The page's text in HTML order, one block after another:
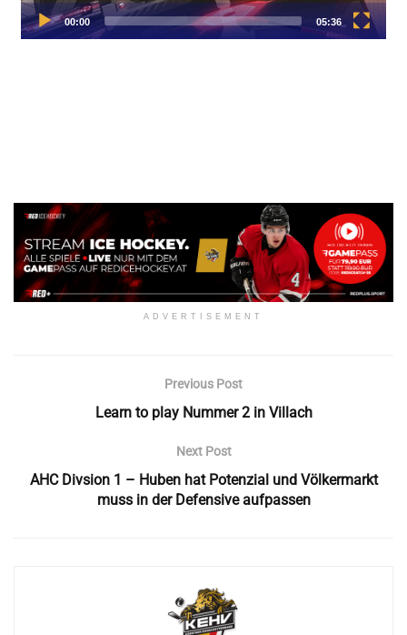
ADVERTISEMENT
Previous Post
Learn to play Nummer 2 in Villach
Next Post
AHC Divsion 1 – Huben hat Potenzial und Völkermarkt
muss in der Defensive aufpassen